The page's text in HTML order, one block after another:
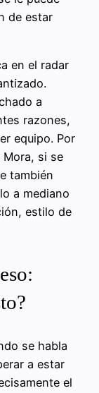
de estar
en el radar
a
razones,
equipo. Por
si se
también
a mediano
estilo de
se habla
a estar
el